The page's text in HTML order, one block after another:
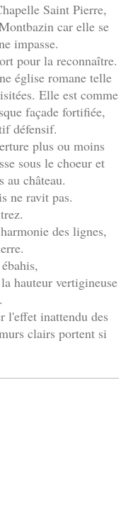
Saint Pierre,
car elle se
impasse.
pour la reconnaître.
église romane telle
Elle est comme
façade fortifiée,
défensif.
plus ou moins
sous le choeur et
au château.
ne ravit pas.
des lignes,
hauteur vertigineuse
l'effet inattendu des
clairs portent si